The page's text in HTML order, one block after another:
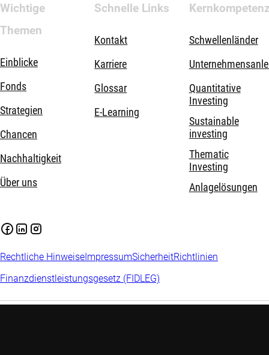
Wichtige
Themen
Einblicke
Fonds
Strategien
Chancen
Nachhaltigkeit
Über uns
Schnelle Links
Kontakt
Karriere
Glossar
E-Learning
Schwellenländer
Quantitative
Investing
Sustainable
investing
Thematic
Investing
Anlagelösungen
Rechtliche HinweiseImpressumSicherheitRichtlinien
Finanzdienstleistungsgesetz (FIDLEG)